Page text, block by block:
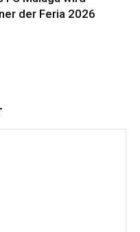
der Feria 2026